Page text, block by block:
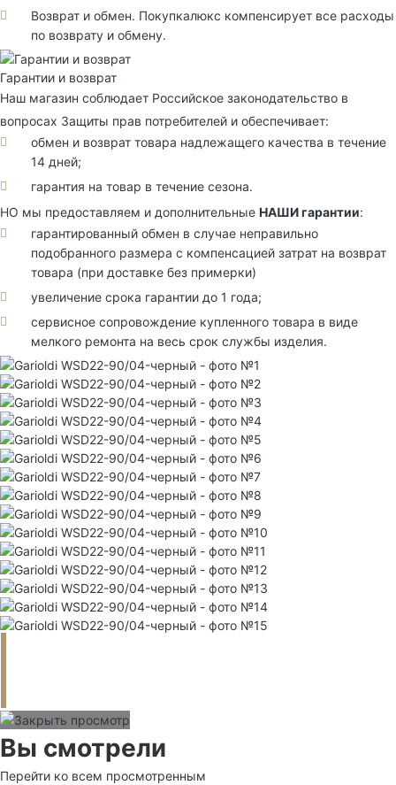
Возврат и обмен. Покупкалюкс компенсирует все расходы
по возврату и обмену.
Гарантии и возврат
Наш магазин соблюдает Российское законодательство в
вопросах Защиты прав потребителей и обеспечивает:
обмен и возврат товара надлежащего качества в течение
14 дней;
гарантия на товар в течение сезона.
НО мы предоставляем и дополнительные НАШИ гарантии:
гарантированный обмен в случае неправильно
подобранного размера с компенсацией затрат на возврат
товара (при доставке без примерки)
увеличение срока гарантии до 1 года;
сервисное сопровождение купленного товара в виде
мелкого ремонта на весь срок службы изделия.
Вы смотрели
Перейти ко всем просмотренным